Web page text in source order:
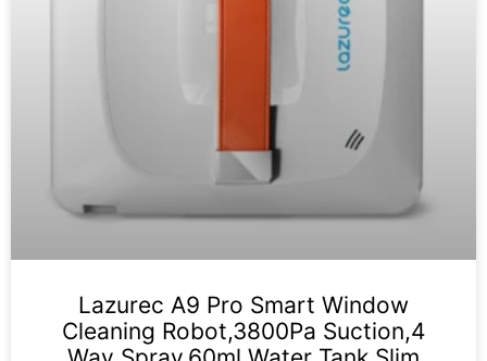
Lazurec A9 Pro Smart Window
Cleaning Robot,3800Pa Suction,4